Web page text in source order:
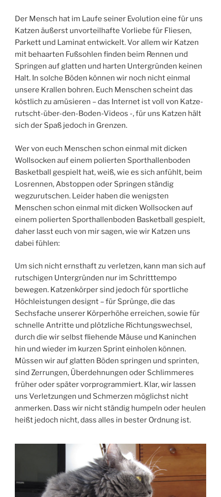
Der Mensch hat im Laufe seiner Evolution eine für uns
Katzen äußerst unvorteilhafte Vorliebe für Fliesen,
Parkett und Laminat entwickelt. Vor allem wir Katzen
mit behaarten Fußsohlen finden beim Rennen und
Springen auf glatten und harten Untergründen keinen
Halt. In solche Böden können wir noch nicht einmal
unsere Krallen bohren. Euch Menschen scheint das
köstlich zu amüsieren – das Internet ist voll von Katze-
rutscht-über-den-Boden-Videos -, für uns Katzen hält
sich der Spaß jedoch in Grenzen.
Wer von euch Menschen schon einmal mit dicken
Wollsocken auf einem polierten Sporthallenboden
Basketball gespielt hat, weiß, wie es sich anfühlt, beim
Losrennen, Abstoppen oder Springen ständig
wegzurutschen. Leider haben die wenigsten
Menschen schon einmal mit dicken Wollsocken auf
einem polierten Sporthallenboden Basketball gespielt,
daher lasst euch von mir sagen, wie wir Katzen uns
dabei fühlen:
Um sich nicht ernsthaft zu verletzen, kann man sich auf
rutschigen Untergründen nur im Schritttempo
bewegen. Katzenkörper sind jedoch für sportliche
Höchleistungen designt – für Sprünge, die das
Sechsfache unserer Körperhöhe erreichen, sowie für
schnelle Antritte und plötzliche Richtungswechsel,
durch die wir selbst fliehende Mäuse und Kaninchen
hin und wieder im kurzen Sprint einholen können.
Müssen wir auf glatten Böden springen und sprinten,
sind Zerrungen, Überdehnungen oder Schlimmeres
früher oder später vorprogrammiert. Klar, wir lassen
uns Verletzungen und Schmerzen möglichst nicht
anmerken. Dass wir nicht ständig humpeln oder heulen
heißt jedoch nicht, dass alles in bester Ordnung ist.